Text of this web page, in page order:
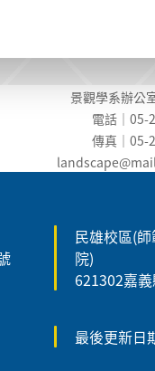
景觀學系辦公
電話｜05-
傳真｜05-
民雄校區(
院)
621302嘉
最後更新日